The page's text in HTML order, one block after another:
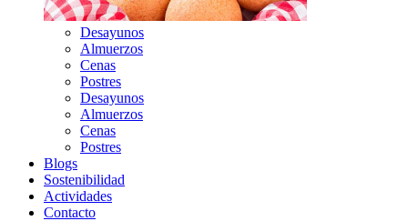
Desayunos
Almuerzos
Cenas
Postres
Desayunos
Almuerzos
Cenas
Postres
Blogs
Sostenibilidad
Actividades
Contacto